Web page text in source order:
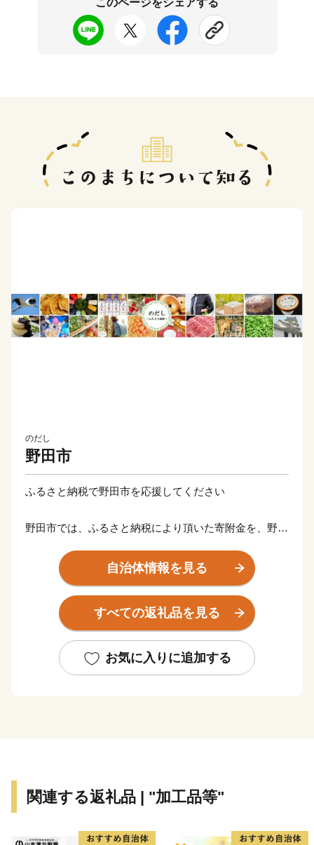
のだし
野田市
ふるさと納税で野田市を応援してください
野田市では、ふるさと納税により頂いた寄附金を、野田
でつくる 学びと笑顔あふれる コウノトリも住めるま
ち」（野田市総合計画）の実現のため、貴重な財源とし
て活用していきます。
内閣総理大臣として日本を終戦に導いた鈴木貫太郎翁に
建基金」、多くの生き物が生息できる豊かな自然環境
（生物多様性）の保全や再生を目的とした「みどりのふ
ごと創生総合戦略」に掲げる取組のうち、自然と共生す
個人の方、企業の方、ふるさと納税で、野田市を応援し
自治体情報を見る
すべての返礼品を見る
お気に入りに追加する
関連する返礼品 | "加工品等"